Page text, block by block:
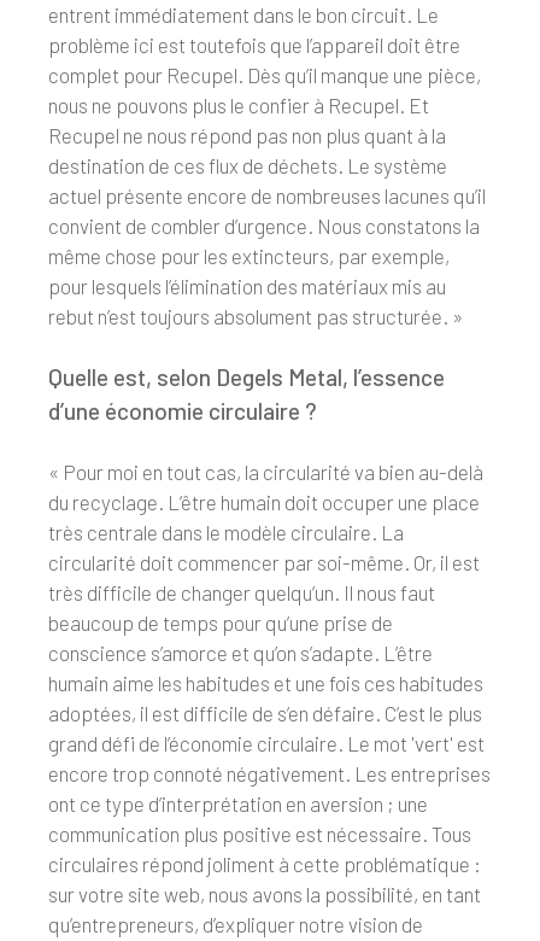
entrent immédiatement dans le bon circuit. Le
problème ici est toutefois que l’appareil doit être
complet pour Recupel. Dès qu’il manque une pièce,
nous ne pouvons plus le confier à Recupel. Et
Recupel ne nous répond pas non plus quant à la
destination de ces flux de déchets. Le système
actuel présente encore de nombreuses lacunes qu’il
convient de combler d’urgence. Nous constatons la
même chose pour les extincteurs, par exemple,
pour lesquels l’élimination des matériaux mis au
rebut n’est toujours absolument pas structurée. »
Quelle est, selon Degels Metal, l’essence
d’une économie circulaire ?
« Pour moi en tout cas, la circularité va bien au-delà
du recyclage. L’être humain doit occuper une place
très centrale dans le modèle circulaire. La
circularité doit commencer par soi-même. Or, il est
très difficile de changer quelqu’un. Il nous faut
beaucoup de temps pour qu’une prise de
conscience s’amorce et qu’on s’adapte. L’être
humain aime les habitudes et une fois ces habitudes
adoptées, il est difficile de s’en défaire. C’est le plus
grand défi de l’économie circulaire. Le mot 'vert' est
encore trop connoté négativement. Les entreprises
ont ce type d’interprétation en aversion ; une
communication plus positive est nécessaire. Tous
circulaires répond joliment à cette problématique :
sur votre site web, nous avons la possibilité, en tant
qu’entrepreneurs, d’expliquer notre vision de